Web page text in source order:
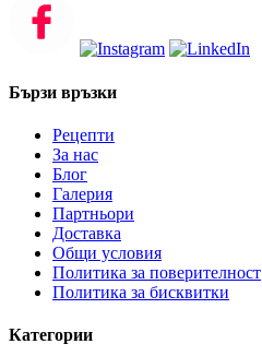
Бързи връзки
Рецепти
За нас
Блог
Галерия
Партньори
Доставка
Общи условия
Политика за поверителност
Политика за бисквитки
Категории